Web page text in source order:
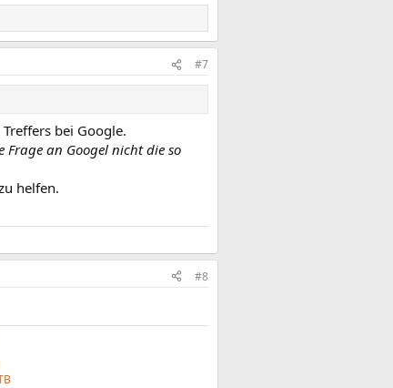
#7
bei Google.
Frage an Googel nicht die so
helfen.
#8